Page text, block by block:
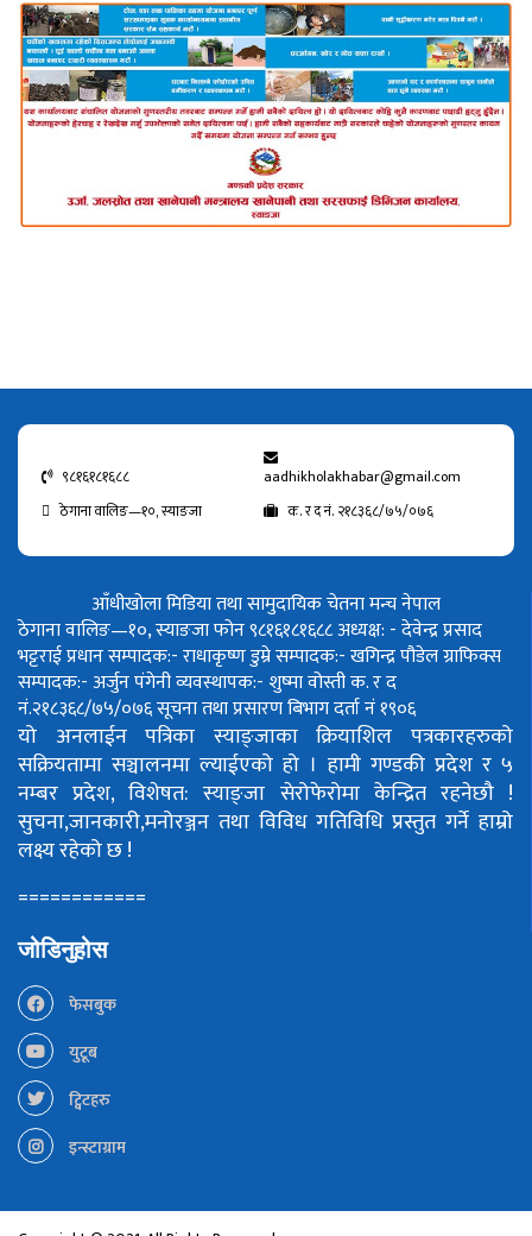
९८१६१८१६८८
aadhikholakhabar@gmail.com
ठेगाना वालिङ—१०, स्याङजा
क. र द नं. २१८३६८/७५/०७६
आँधीखोला मिडिया तथा सामुदायिक चेतना मन्च नेपाल
ठेगाना वालिङ—१०, स्याङजा फोन ९८१६१८१६८८अध्यक्ष: - देवेन्द्र प्रसाद
भट्टराईप्रधान सम्पादक:- राधाकृष्ण डुम्रेसम्पादक:- खगिन्द्र पौडेलग्राफिक्स
सम्पादक:- अर्जुन पंगेनीव्यवस्थापक:- शुष्मा वोस्तीक. र द
नं.२१८३६८/७५/०७६सूचना तथा प्रसारण बिभाग दर्ता नं १९०६
यो अनलाईन पत्रिका स्याङ्जाका क्रियाशिल पत्रकारहरुको
सक्रियतामा सञ्चालनमा ल्याईएको हो । हामी गण्डकी प्रदेश र ५
नम्बर प्रदेश, विशेषत: स्याङ्जा सेरोफेरोमा केन्द्रित रहनेछौ !
सुचना,जानकारी,मनोरञ्जन तथा विविध गतिविधि प्रस्तुत गर्ने हाम्रो
लक्ष्य रहेको छ !
============
जोडिनुहोस
फेसबुक
युटूब
ट्विटहरु
इन्स्टाग्राम